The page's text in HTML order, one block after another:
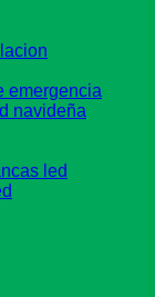
emergencia
navideña
led